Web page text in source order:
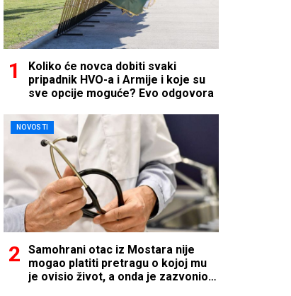
Koliko će novca dobiti svaki
pripadnik HVO-a i Armije i koje su
sve opcije moguće? Evo odgovora
NOVOSTI
Samohrani otac iz Mostara nije
mogao platiti pretragu o kojoj mu
je ovisio život, a onda je zazvonio